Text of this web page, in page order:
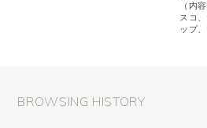
（内
スコ
ップ
BROWSING HISTORY